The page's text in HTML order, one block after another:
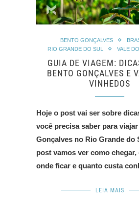
BENTO GONÇALVES
RIO GRANDE DO SUL
VALE
GUIA DE VIAGEM:
BENTO GONÇALVES E
VINHEDOS
Hoje o post vai ser sobre
você precisa saber para
Gonçalves no Rio Grande do
post vamos ver como chegar,
onde ficar e quanto custa
LEIA MAIS